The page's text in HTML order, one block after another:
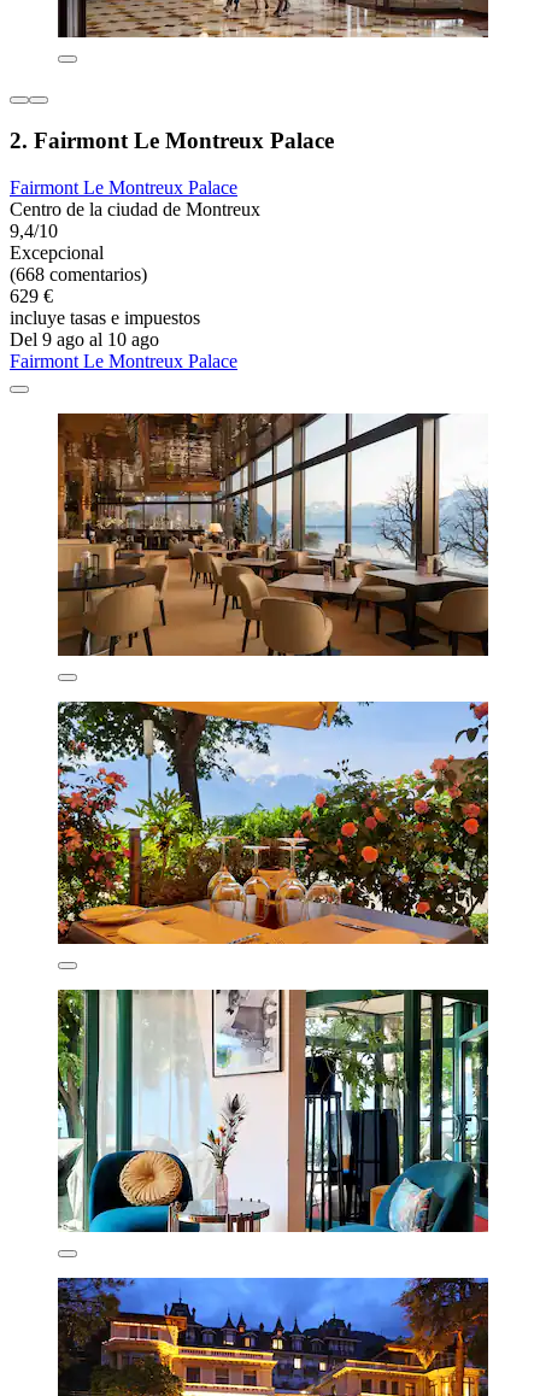
2. Fairmont Le Montreux Palace
Fairmont Le Montreux Palace
Centro de la ciudad de Montreux
9,4/10
Excepcional
(668 comentarios)
629 €
incluye tasas e impuestos
Del 9 ago al 10 ago
Fairmont Le Montreux Palace